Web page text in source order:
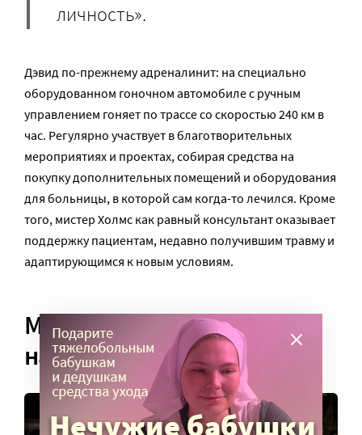
личность».
Дэвид по-прежнему адреналинит: на специально
оборудованном гоночном автомобиле с ручным
управлением гоняет по трассе со скоростью 240 км в
час. Регулярно участвует в благотворительных
мероприятиях и проектах, собирая средства на
покупку дополнительных помещений и оборудования
для больницы, в которой сам когда-то лечился. Кроме
того, мистер Холмс как равный консультант оказывает
поддержку пациентам, недавно получившим травму и
адаптирующимся к новым условиям.
Мальчик, который по-
настоящему выжил